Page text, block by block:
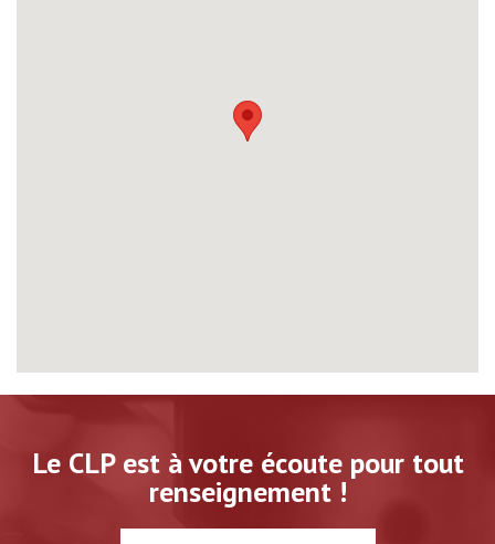
Le CLP est à votre écoute pour tout
renseignement !